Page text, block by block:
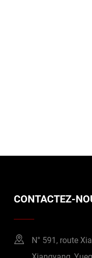
CONTACTEZ-
N° 591, route